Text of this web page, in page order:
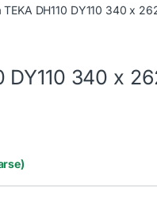
TEKA DH110 DY110 340 x
DY110 340 x